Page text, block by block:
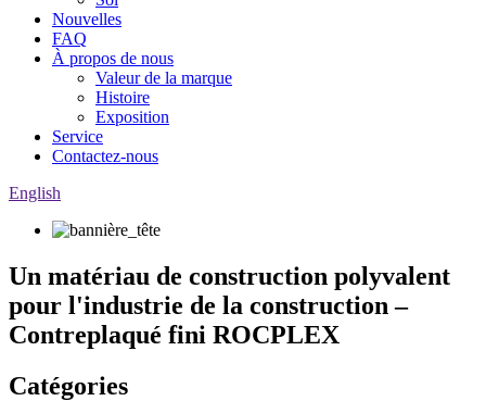
Nouvelles
FAQ
À propos de nous
Valeur de la marque
Histoire
Exposition
Service
Contactez-nous
English
Un matériau de construction polyvalent
pour l'industrie de la construction –
Contreplaqué fini ROCPLEX
Catégories